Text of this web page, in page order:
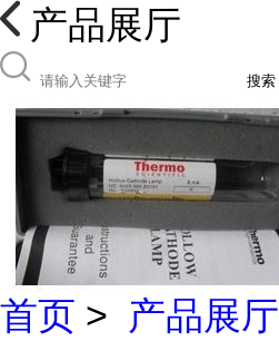
产品展厅
搜索
首页 > 产品展厅